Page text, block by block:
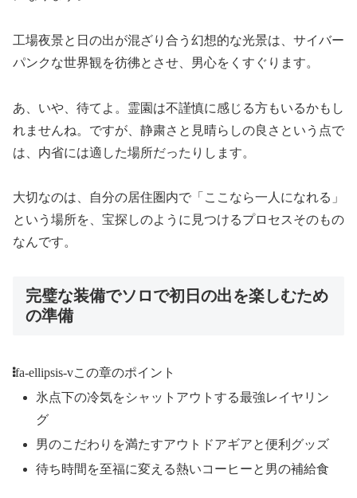
工場夜景と日の出が混ざり合う幻想的な光景は、サイバー
パンクな世界観を彷彿とさせ、男心をくすぐります。
あ、いや、待てよ。霊園は不謹慎に感じる方もいるかもし
れませんね。ですが、静粛さと見晴らしの良さという点で
は、内省には適した場所だったりします。
大切なのは、自分の居住圏内で「ここなら一人になれる」
という場所を、宝探しのように見つけるプロセスそのもの
なんです。
完璧な装備でソロで初日の出を楽しむため
の準備
fa-ellipsis-vこの章のポイント
氷点下の冷気をシャットアウトする最強レイヤリン
グ
男のこだわりを満たすアウトドアギアと便利グッズ
待ち時間を至福に変える熱いコーヒーと男の補給食